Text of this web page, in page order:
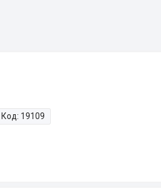
Код: 19109